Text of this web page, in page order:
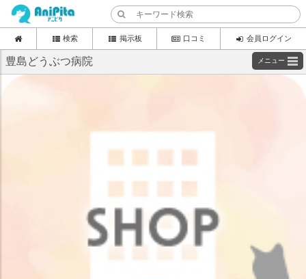
検索 掲示板 口コミ 会員ログイン
豊島どうぶつ病院 メニュー